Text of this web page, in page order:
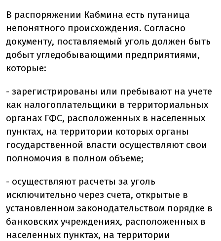
В распоряжении Кабмина есть путаница
непонятного происхождения. Согласно
документу, поставляемый уголь должен быть
добыт угледобывающими предприятиями,
которые:
- зарегистрированы или пребывают на учете
как налогоплательщики в территориальных
органах ГФС, расположенных в населенных
пунктах, на территории которых органы
государственной власти осуществляют свои
полномочия в полном объеме;
- осуществляют расчеты за уголь
исключительно через счета, открытые в
установленном законодательством порядке в
банковских учреждениях, расположенных в
населенных пунктах, на территории